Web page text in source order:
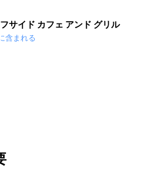
サイド カフェ アンド グリル
含まれる